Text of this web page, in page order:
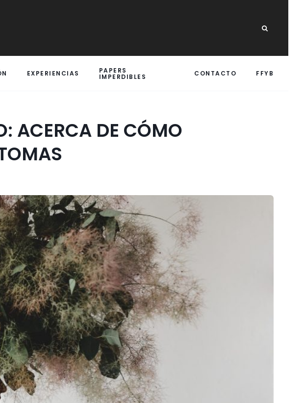
EXPERIENCIAS PAPERS
IMPERDIBLES CONTACTO FFYB
ACERCA DE CÓMO